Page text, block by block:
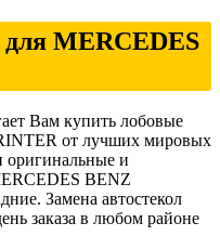
MERCEDES
Вам купить лобовые
от лучших мировых
оригинальные и
BENZ
Замена автостекол
заказа в любом районе